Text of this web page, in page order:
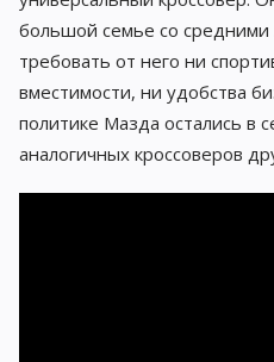
большой семье со средними
требовать от него ни
вместимости, ни удобства
политике Мазда остались в
аналогичных кроссоверов